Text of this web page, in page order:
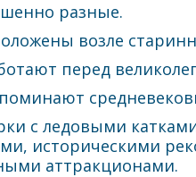
разные.
возле
перед
с ледовыми
историческими
аттракционами.